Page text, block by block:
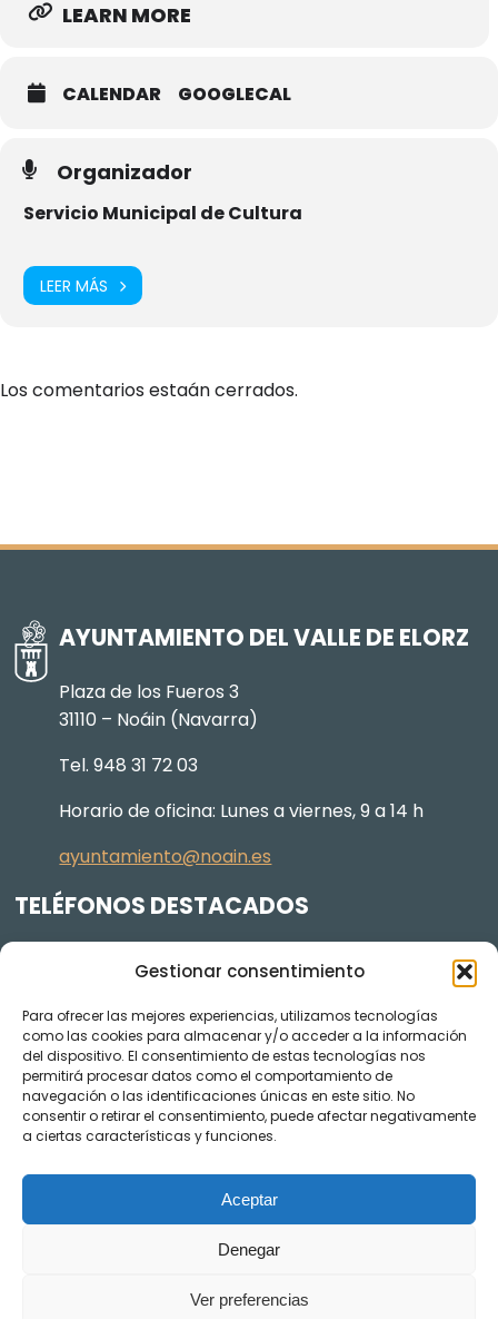
Gestionar consentimiento
Para ofrecer las mejores experiencias, utilizamos tecnologías
como las cookies para almacenar y/o acceder a la información
del dispositivo. El consentimiento de estas tecnologías nos
permitirá procesar datos como el comportamiento de
navegación o las identificaciones únicas en este sitio. No
consentir o retirar el consentimiento, puede afectar negativamente
a ciertas características y funciones.
Aceptar
Denegar
Ver preferencias
LEARN MORE
CALENDAR GOOGLECAL
Organizador
Servicio Municipal de Cultura
LEER MÁS
Los comentarios estaán cerrados.
AYUNTAMIENTO DEL VALLE DE ELORZ
Plaza de los Fueros 3
31110 – Noáin (Navarra)
Tel. 948 31 72 03
Horario de oficina: Lunes a viernes, 9 a 14 h
ayuntamiento@noain.es
TELÉFONOS DESTACADOS
605 834 045
948 368 156
Jardinería y Agenda Local 2030
948 074 848
TRANSPARENCIA
Videos de los plenos en YouTube